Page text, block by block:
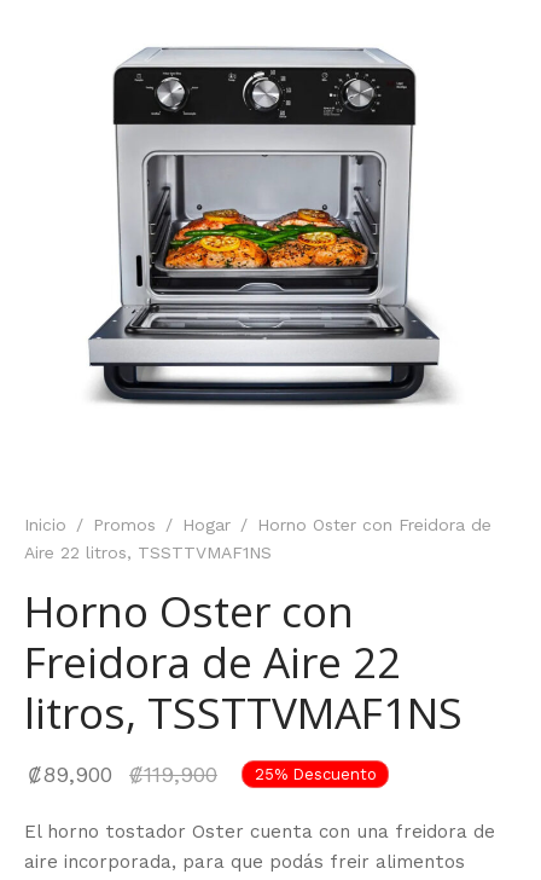
Inicio / Promos / Hogar /
Horno Oster con Freidora de
Aire 22 litros, TSSTTVMAF1NS
Horno Oster con
Freidora de Aire 22
litros, TSSTTVMAF1NS
25% Descuento
₡89,900 ₡119,900
El precio
es:
El horno tostador Oster cuenta con una freidora de
aire incorporada, para que podás freir alimentos